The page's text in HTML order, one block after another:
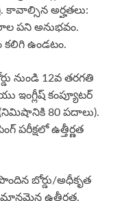
కావాల్సిన అర్హతలు:
పని అనుభవం.
కలిగి ఉండటం.
నుండి 12వ తరగతి
ఇంగ్లీష్ కంప్యూటర్
80 పదాలు).
పరీక్షలో ఉత్తీర్ణత
పొందిన బోర్డు/అధీకృత
ఉత్తీర్ణత.